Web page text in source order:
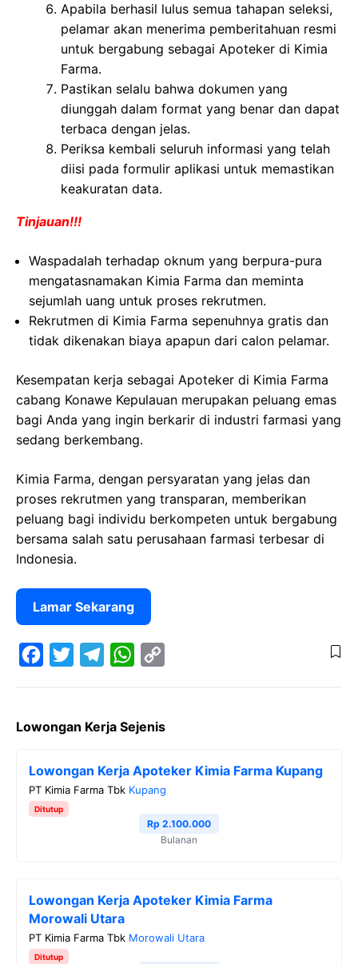
Apabila berhasil lulus semua tahapan seleksi,
pelamar akan menerima pemberitahuan resmi
untuk bergabung sebagai Apoteker di Kimia
Farma.
Pastikan selalu bahwa dokumen yang
diunggah dalam format yang benar dan dapat
terbaca dengan jelas.
Periksa kembali seluruh informasi yang telah
diisi pada formulir aplikasi untuk memastikan
keakuratan data.
Tinjauan!!!
Waspadalah terhadap oknum yang berpura-pura
mengatasnamakan Kimia Farma dan meminta
sejumlah uang untuk proses rekrutmen.
Rekrutmen di Kimia Farma sepenuhnya gratis dan
tidak dikenakan biaya apapun dari calon pelamar.
Kesempatan kerja sebagai Apoteker di Kimia Farma
cabang Konawe Kepulauan merupakan peluang emas
bagi Anda yang ingin berkarir di industri farmasi yang
sedang berkembang.
Kimia Farma, dengan persyaratan yang jelas dan
proses rekrutmen yang transparan, memberikan
peluang bagi individu berkompeten untuk bergabung
bersama salah satu perusahaan farmasi terbesar di
Indonesia.
Lamar Sekarang
c
i
t
e
r
l
g
r
a
s
A
p
L
i
n
Lowongan Kerja Sejenis
Lowongan Kerja Apoteker Kimia Farma Kupang
PT Kimia Farma Tbk Kupang
Ditutup
Rp 2.100.000
Bulanan
Lowongan Kerja Apoteker Kimia Farma
Morowali Utara
PT Kimia Farma Tbk Morowali Utara
Ditutup